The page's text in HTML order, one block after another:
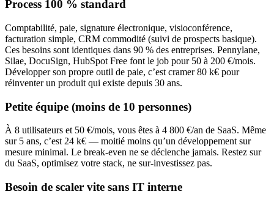
Process 100 % standard
Comptabilité, paie, signature électronique, visioconférence,
facturation simple, CRM commodité (suivi de prospects basique).
Ces besoins sont identiques dans 90 % des entreprises. Pennylane,
Silae, DocuSign, HubSpot Free font le job pour 50 à 200 €/mois.
Développer son propre outil de paie, c’est cramer 80 k€ pour
réinventer un produit qui existe depuis 30 ans.
Petite équipe (moins de 10 personnes)
À 8 utilisateurs et 50 €/mois, vous êtes à 4 800 €/an de SaaS. Même
sur 5 ans, c’est 24 k€ — moitié moins qu’un développement sur
mesure minimal. Le break-even ne se déclenche jamais. Restez sur
du SaaS, optimisez votre stack, ne sur-investissez pas.
Besoin de scaler vite sans IT interne